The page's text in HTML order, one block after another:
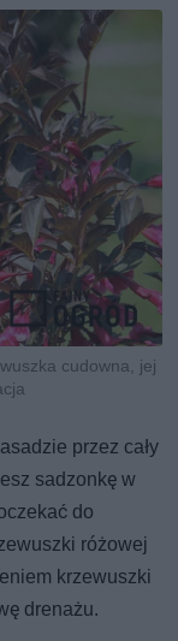
cudowna, jej
przez cały
sadzonkę w
do
różowej
krzewuszki
drenażu.